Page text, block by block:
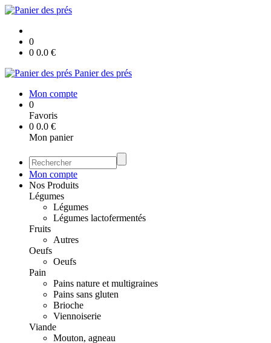
0
0 0.0 €
Panier des prés
Mon compte
0
Favoris
0 0.0 €
Mon panier
Mon compte
Nos Produits
Légumes
Légumes
Légumes lactofermentés
Fruits
Autres
Oeufs
Oeufs
Pain
Pains nature et multigraines
Pains sans gluten
Brioche
Viennoiserie
Viande
Mouton, agneau